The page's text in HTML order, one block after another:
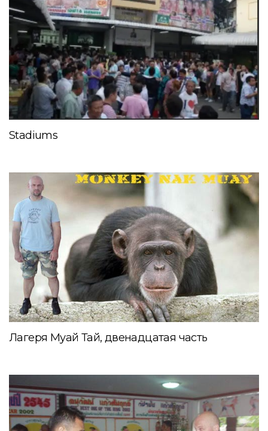
Stadiums
Лагеря Муай Тай, двенадцатая часть